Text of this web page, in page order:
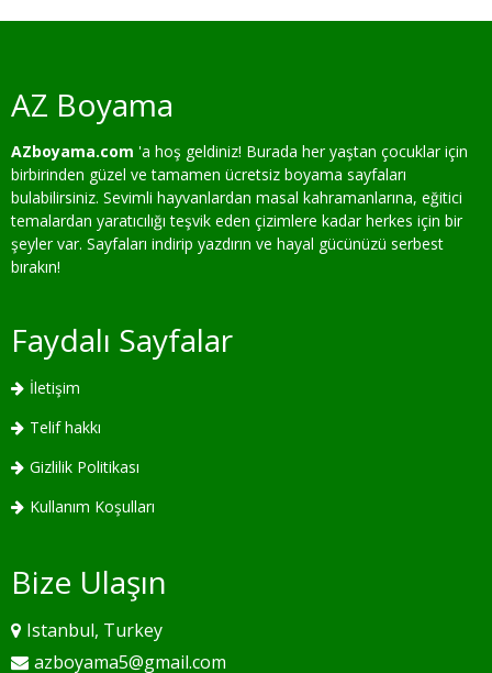
AZ Boyama
AZboyama.com 'a hoş geldiniz! Burada her yaştan çocuklar için
birbirinden güzel ve tamamen ücretsiz boyama sayfaları
bulabilirsiniz. Sevimli hayvanlardan masal kahramanlarına, eğitici
temalardan yaratıcılığı teşvik eden çizimlere kadar herkes için bir
şeyler var. Sayfaları indirip yazdırın ve hayal gücünüzü serbest
bırakın!
Faydalı Sayfalar
İletişim
Telif hakkı
Gizlilik Politikası
Kullanım Koşulları
Bize Ulaşın
Istanbul, Turkey
azboyama5@gmail.com